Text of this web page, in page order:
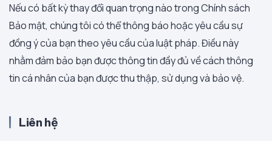
Nếu có bất kỳ thay đổi quan trọng nào trong Chính sách
Bảo mật, chúng tôi có thể thông báo hoặc yêu cầu sự
đồng ý của bạn theo yêu cầu của luật pháp. Điều này
nhằm đảm bảo bạn được thông tin đầy đủ về cách thông
tin cá nhân của bạn được thu thập, sử dụng và bảo vệ.
Liên hệ